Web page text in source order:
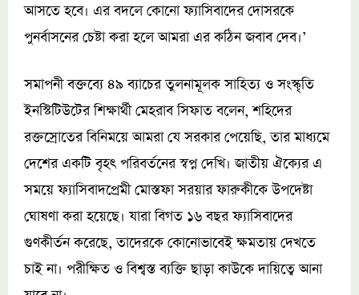
আসতে হবে। এর বদলে কোনো ফ্যাসিবাদের দোসরকে
পুনর্বাসনের চেষ্টা করা হলে আমরা এর কঠিন জবাব দেব।’
সমাপনী বক্তব্যে ৪৯ ব্যাচের তুলনামূলক সাহিত্য ও সংস্কৃতি
ইনস্টিটিউটের শিক্ষার্থী মেহরাব সিফাত বলেন, শহিদের
রক্তস্রোতের বিনিময়ে আমরা যে সরকার পেয়েছি, তার মাধ্যমে
দেশের একটি বৃহৎ পরিবর্তনের স্বপ্ন দেখি। জাতীয় ঐক্যের এ
সময়ে ফ্যাসিবাদপ্রেমী মোস্তফা সরয়ার ফারুকীকে উপদেষ্টা
ঘোষণা করা হয়েছে। যারা বিগত ১৬ বছর ফ্যাসিবাদের
গুণকীর্তন করেছে, তাদেরকে কোনোভাবেই ক্ষমতায় দেখতে
চাই না। পরীক্ষিত ও বিশ্বস্ত ব্যক্তি ছাড়া কাউকে দায়িত্বে আনা